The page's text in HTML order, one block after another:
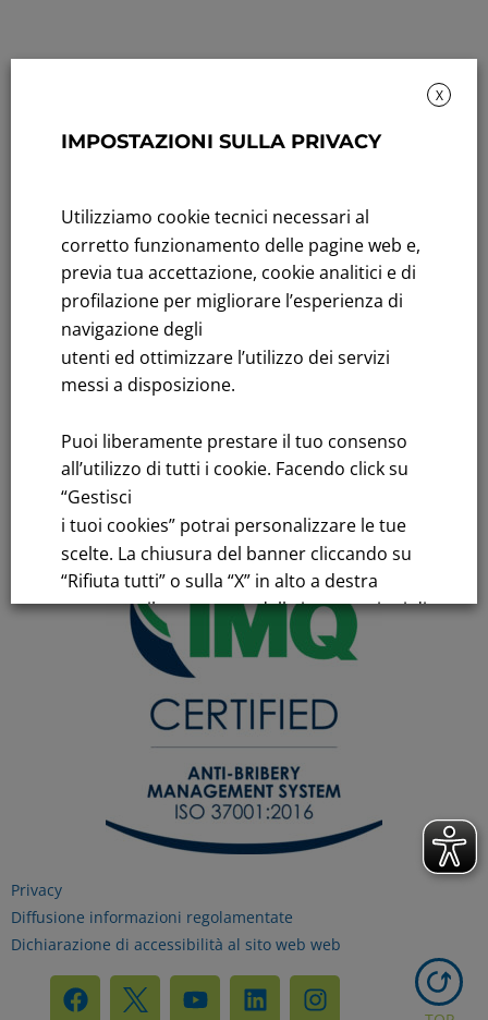
Andamento titolo: Il titolo in Borsa
FNM S.p.A.
Sede in Milano, Piazzale Cadorna, 14
fnm@legalmail.it
Capitale sociale € 230.000.000,00 interamente versato
Iscrizione Registro Imprese
C.F.e P.IVA 00776140154
C.C.I.AA. Milano – REA 28331
Privacy
Diffusione informazioni regolamentate
Dichiarazione di accessibilità al sito web web
X
IMPOSTAZIONI SULLA PRIVACY
Utilizziamo cookie tecnici necessari al
corretto funzionamento delle pagine web e,
previa tua accettazione, cookie analitici e di
profilazione per migliorare l’esperienza di
navigazione degli
utenti ed ottimizzare l’utilizzo dei servizi
messi a disposizione.
Puoi liberamente prestare il tuo consenso
all’utilizzo di tutti i cookie. Facendo click su
“Gestisci
i tuoi cookies” potrai personalizzare le tue
scelte. La chiusura del banner cliccando su
“Rifiuta tutti” o sulla “X” in alto a destra
comporta il permanere delle impostazioni di
default e la continuazione della navigazione
in assenza di cookie o altri strumenti di
tracciamento diversi da quelli tecnici.
Per maggiori informazioni consulta la
Informativa sui dati personali e cookie
privacy
RIFIUTA TUTTI
GESTISCI I TUOI COOKIES